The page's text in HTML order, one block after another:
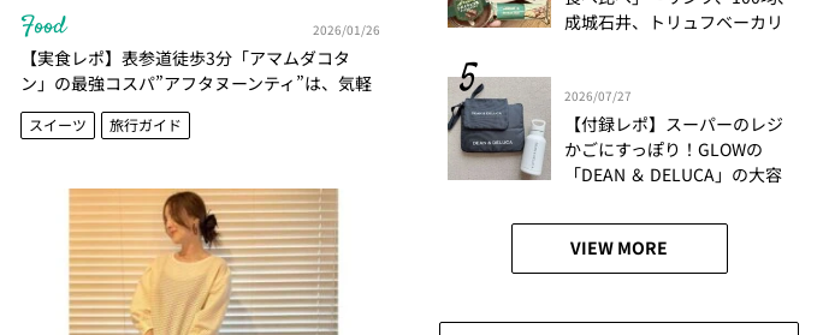
Food 2026/01/26
【実食レポ】表参道徒歩3分「アマムダコタ
ン」の最強コスパ”アフタヌーンティ”は、気軽
に楽しめるご褒美時間 | かがやき隊 北澤亜由美
スイーツ 旅行ガイド
成城石井、トリュフベーカリ
2026/07/27
【付録レポ】スーパーのレジ
かごにすっぽり！GLOWの
「DEAN ＆ DELUCA」の大容
がやき隊 池田愛未
VIEW MORE